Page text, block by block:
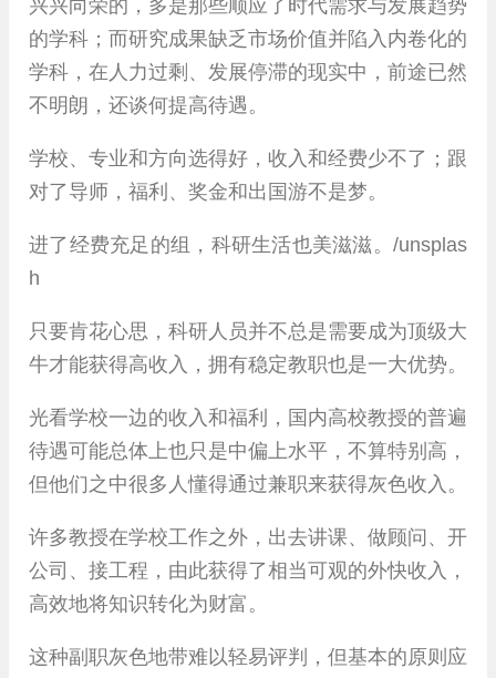
兴兴向荣的，多是那些顺应了时代需求与发展趋势
的学科；而研究成果缺乏市场价值并陷入内卷化的
学科，在人力过剩、发展停滞的现实中，前途已然
不明朗，还谈何提高待遇。
学校、专业和方向选得好，收入和经费少不了；跟
对了导师，福利、奖金和出国游不是梦。
进了经费充足的组，科研生活也美滋滋。/unsplas
h
只要肯花心思，科研人员并不总是需要成为顶级大
牛才能获得高收入，拥有稳定教职也是一大优势。
光看学校一边的收入和福利，国内高校教授的普遍
待遇可能总体上也只是中偏上水平，不算特别高，
但他们之中很多人懂得通过兼职来获得灰色收入。
许多教授在学校工作之外，出去讲课、做顾问、开
公司、接工程，由此获得了相当可观的外快收入，
高效地将知识转化为财富。
这种副职灰色地带难以轻易评判，但基本的原则应